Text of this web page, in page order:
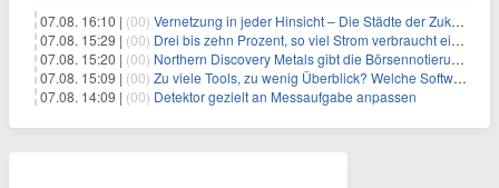
07.08. 16:10 | (00) Vernetzung in jeder Hinsicht – Die Städte der Zukunft sind grün-blau
07.08. 15:29 | (00) Drei bis zehn Prozent, so viel Strom verbraucht ein Aufzug im Gebäude
07.08. 15:20 | (00) Northern Discovery Metals gibt die Börsennotierung an der Frankfurter Wertpapierbörse bekannt
07.08. 15:09 | (00) Zu viele Tools, zu wenig Überblick? Welche Software IT-Dienstleister wirklich brauchen
07.08. 14:09 | (00) Detektor gezielt an Messaufgabe anpassen